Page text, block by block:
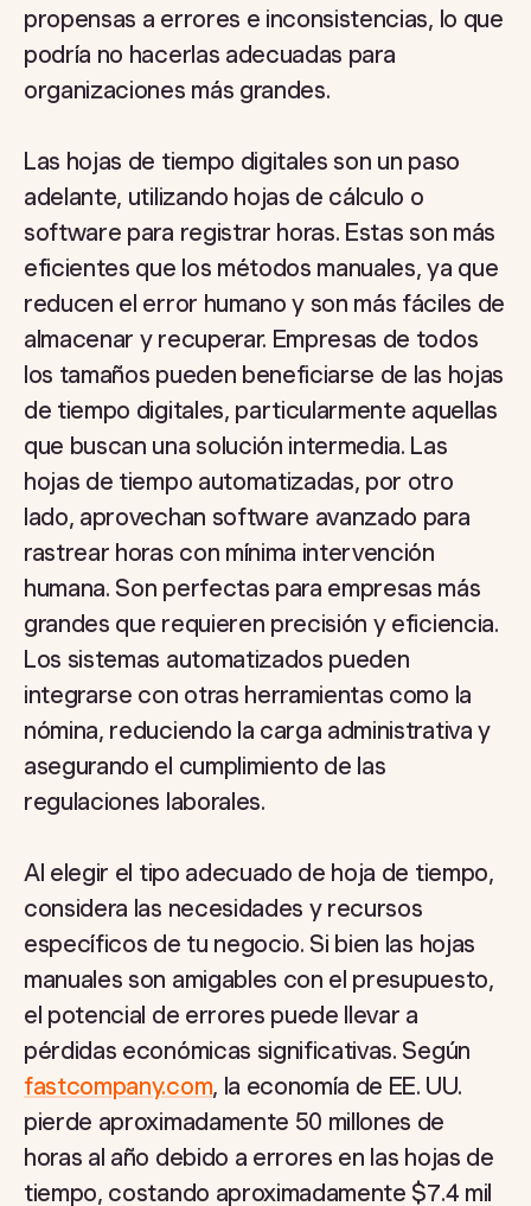
propensas a errores e inconsistencias, lo que
podría no hacerlas adecuadas para
organizaciones más grandes.
Las hojas de tiempo digitales son un paso
adelante, utilizando hojas de cálculo o
software para registrar horas. Estas son más
eficientes que los métodos manuales, ya que
reducen el error humano y son más fáciles de
almacenar y recuperar. Empresas de todos
los tamaños pueden beneficiarse de las hojas
de tiempo digitales, particularmente aquellas
que buscan una solución intermedia. Las
hojas de tiempo automatizadas, por otro
lado, aprovechan software avanzado para
rastrear horas con mínima intervención
humana. Son perfectas para empresas más
grandes que requieren precisión y eficiencia.
Los sistemas automatizados pueden
integrarse con otras herramientas como la
nómina, reduciendo la carga administrativa y
asegurando el cumplimiento de las
regulaciones laborales.
Al elegir el tipo adecuado de hoja de tiempo,
considera las necesidades y recursos
específicos de tu negocio. Si bien las hojas
manuales son amigables con el presupuesto,
el potencial de errores puede llevar a
pérdidas económicas significativas. Según
fastcompany.com, la economía de EE. UU.
pierde aproximadamente 50 millones de
horas al año debido a errores en las hojas de
tiempo, costando aproximadamente $7.4 mil